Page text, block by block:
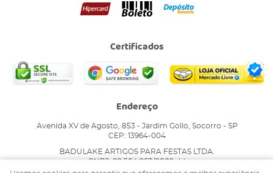
Certificados
Endereço
Avenida XV de Agosto, 853- Jardim Gollo, Socorro - SP
CEP: 13964-004
BADULAKE ARTIGOS PARA FESTAS LTDA.
CNPJ: 02.504.263/0002-44